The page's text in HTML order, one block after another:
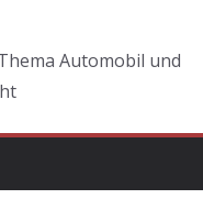
Automobil und